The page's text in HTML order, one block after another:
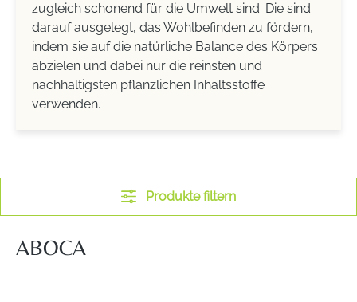
zugleich schonend für die Umwelt sind. Die sind
darauf ausgelegt, das Wohlbefinden zu fördern,
indem sie auf die natürliche Balance des Körpers
abzielen und dabei nur die reinsten und
nachhaltigsten pflanzlichen Inhaltsstoffe
verwenden.
Produkte filtern
ABOCA